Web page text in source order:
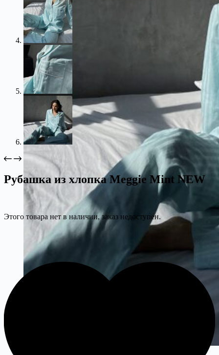
Рубашка из хлопка Meggie Mint NEW
Этого товара нет в наличии, заказ недоступен.